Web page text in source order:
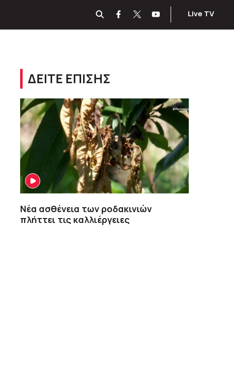
Live TV
ΔΕΙΤΕ ΕΠΙΣΗΣ
Νέα ασθένεια των ροδακινιών
πλήττει τις καλλιέργειες